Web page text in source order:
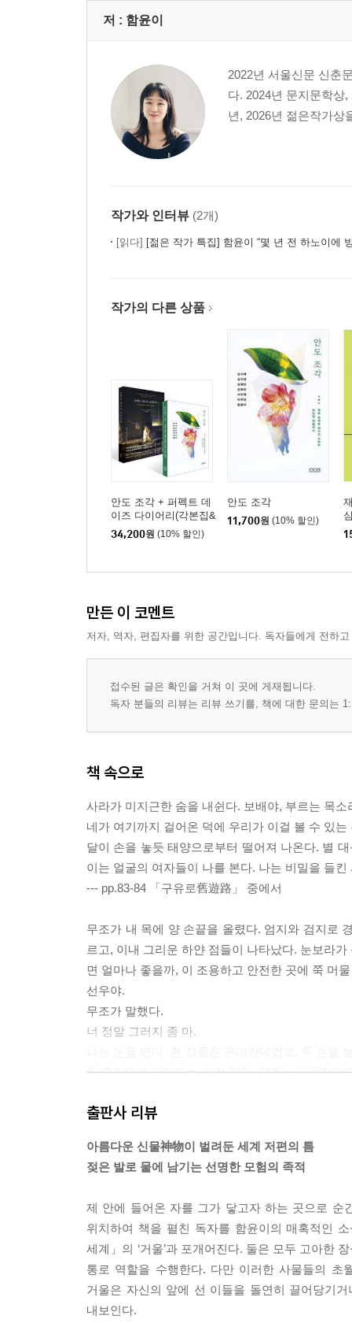
저 : 함윤이
2022년 서울신문 신춘
다. 2024년 문지문학상
년, 2026년 젊은작가상
작가와 인터뷰 (2개)
[읽다] [젊은 작가 특집] 함윤이 “몇 년 전 하노이에 방문했을
작가의 다른 상품
안도 조각 + 퍼펙트 데
이즈 다이어리(각본집&
메이킹북) 세트
34,200원 (10% 할인)
안도 조각
11,700원 (10% 할인)
만든 이 코멘트
저자, 역자, 편집자를 위한 공간입니다. 독자들에게 전하
접수된 글은 확인을 거쳐 이 곳에 게재됩니다.
독자 분들의 리뷰는 리뷰 쓰기를, 책에 대한 문의는
책 속으로
사라가 미지근한 숨을 내쉰다. 보배야, 부르는 목
네가 여기까지 걸어온 덕에 우리가 이걸 볼 수 있는
달이 손을 놓듯 태양으로부터 떨어져 나온다. 별
이는 얼굴의 여자들이 나를 본다. 나는 비밀을 들킨
--- pp.83-84 「구유로舊遊路」 중에서
무조가 내 목에 양 손끝을 올렸다. 엄지와 검지로
르고, 이내 그리운 하얀 점들이 나타났다. 눈보라
면 얼마나 좋을까, 이 조용하고 안전한 곳에 쭉 머
선우야.
무조가 말했다.
너 정말 그러지 좀 마.
이 오기만을 기다리는 사람 같아. 무조는 머뭇거리
--- pp.155-156 「수호자」 중에서
나는 위로 삼아 내 규칙 위반의 역사를 말해주기
험, 애인에게 운동화를 사 줬다가 이튿날 차였던
난 지금 노인들의 목을 밟고 있어, 내 보호자들의
“이런 일들을 저질렀어도 난 여태 살아 있잖아. 원
--- p.181 「규칙의 세계」 중에서
얘들아, 제대로 떠올려봐. 너희가 거리에서 서로
다고 생각했잖아.
출판사 리뷰
아름다운 신물神物이 벌려둔 세계 저편의 틈
젖은 발로 뭍에 남기는 선명한 모험의 족적
제 안에 들어온 자를 그가 닿고자 하는 곳으로 순
위치하여 책을 펼친 독자를 함윤이의 매혹적인
세계」의 ‘거울’과 포개어진다. 둘은 모두 고아한
통로 역할을 수행한다. 다만 이러한 사물들의 초
거울은 자신의 앞에 선 이들을 돌연히 끌어당기
내보인다.